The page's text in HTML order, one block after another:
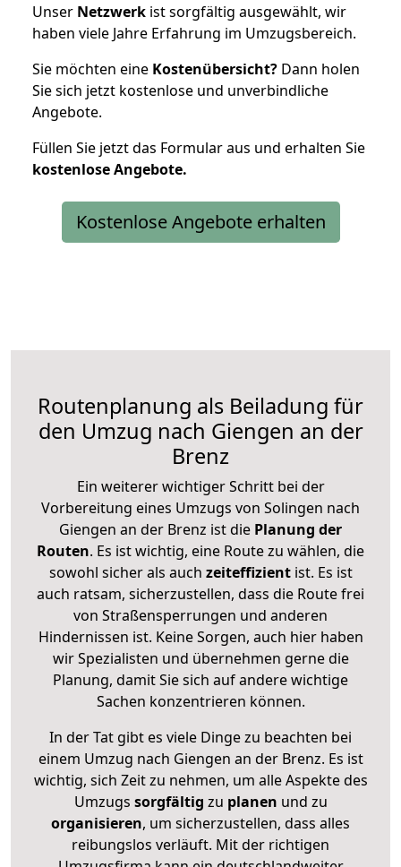
Unser Netzwerk ist sorgfältig ausgewählt, wir
haben viele Jahre Erfahrung im Umzugsbereich.
Sie möchten eine Kostenübersicht? Dann holen
Sie sich jetzt kostenlose und unverbindliche
Angebote.
Füllen Sie jetzt das Formular aus und erhalten Sie
kostenloseAngebote.
Kostenlose Angebote erhalten
Routenplanung als Beiladung für
den Umzug nach Giengen an der
Brenz
Ein weiterer wichtiger Schritt bei der
Vorbereitung eines Umzugs von Solingen nach
Giengen an der Brenz ist die Planung der
Routen. Es ist wichtig, eine Route zu wählen, die
sowohl sicher als auch zeiteffizientist. Es ist
auch ratsam, sicherzustellen, dass die Route frei
von Straßensperrungen und anderen
Hindernissen ist. Keine Sorgen, auch hier haben
wir Spezialisten und übernehmen gerne die
Planung, damit Sie sich auf andere wichtige
Sachen konzentrieren können.
In der Tat gibt es viele Dinge zu beachten bei
einem Umzug nach Giengen an der Brenz. Es ist
wichtig, sich Zeit zu nehmen, um alle Aspekte des
Umzugs sorgfältig zu planen und zu
organisieren, um sicherzustellen, dass alles
reibungslos verläuft. Mit der richtigen